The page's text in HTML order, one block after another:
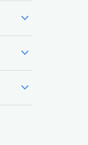
expand_more
expand_more
expand_more